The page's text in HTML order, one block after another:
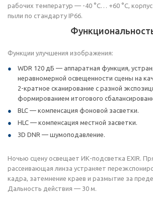
рабочих температур — -40 °C… +60 °C,
пыли по стандарту IP66.
Функции улучшения изображения:
WDR 120 дБ — аппаратная функция,
неравномерной освещенности сцены на
2-кратное сканирование с разной
формированием итогового
BLC — компенсация фоновой засветки.
HLC — компенсация местной засветки.
3D DNR — шумоподавление.
Ночью сцену освещает ИК-подсветка EXIR.
рассеивающая линза устраняет
кадра, затемнение краев и размытие за
Дальность действия — 30 м.